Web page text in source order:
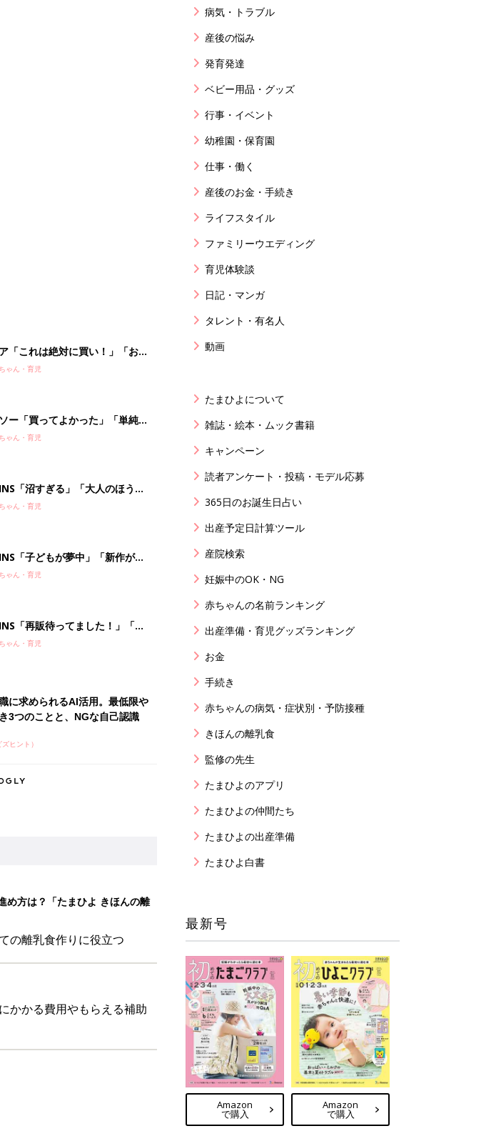
き3つのことと、NGな自己認識
ズヒント）
め方は？「たまひよ きほんの離
の離乳食作りに役立つ
かかる費用やもらえる補助
ャツも！」買うべき夏アイテム
】
人気の主役級キャミソール5選
病気・トラブル
産後の悩み
発育発達
ベビー用品・グッズ
行事・イベント
幼稚園・保育園
仕事・働く
産後のお金・手続き
ライフスタイル
ファミリーウエディング
育児体験談
日記・マンガ
タレント・有名人
動画
たまひよについて
雑誌・絵本・ムック書籍
キャンペーン
読者アンケート・投稿・モデル応募
365日のお誕生日占い
出産予定日計算ツール
産院検索
妊娠中のOK・NG
赤ちゃんの名前ランキング
出産準備・育児グッズランキング
お金
手続き
赤ちゃんの病気・症状別・予防接種
きほんの離乳食
監修の先生
たまひよのアプリ
たまひよの仲間たち
たまひよの出産準備
たまひよ白書
最新号
Amazon
で購入
Amazon
で購入